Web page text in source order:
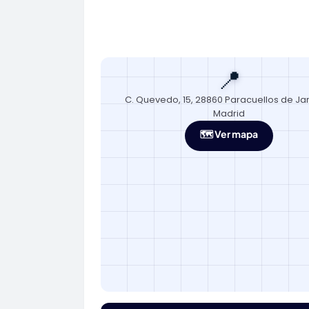
📍
C. Quevedo, 15, 28860 Paracuellos de
Madrid
🗺️ Ver mapa